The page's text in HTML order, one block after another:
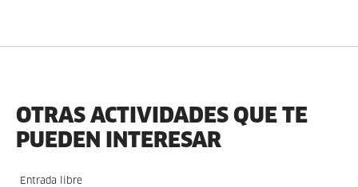
OTRAS ACTIVIDADES QUE TE
PUEDEN INTERESAR
Entrada libre